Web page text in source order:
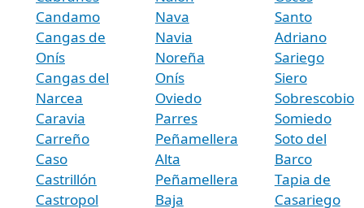
Candamo
Cangas de
Onís
Cangas del
Narcea
Caravia
Carreño
Caso
Castrillón
Castropol
Nava
Navia
Noreña
Onís
Oviedo
Parres
Peñamellera
Alta
Peñamellera
Baja
Santo
Adriano
Sariego
Siero
Sobrescobio
Somiedo
Soto del
Barco
Tapia de
Casariego